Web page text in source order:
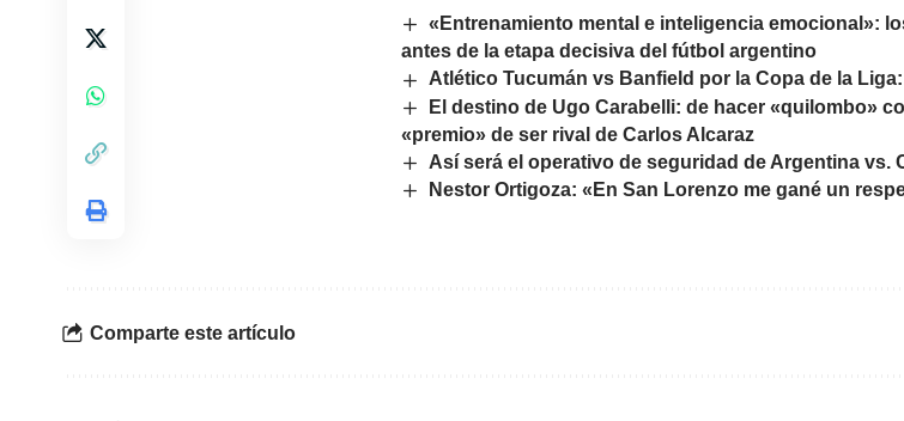
«Entrenamiento mental e inteligencia emocional»:
antes de la etapa decisiva del fútbol argentino
Atlético Tucumán vs Banfield por la Copa de la
El destino de Ugo Carabelli: de hacer «quilombo»
«premio» de ser rival de Carlos Alcaraz
Así será el operativo de seguridad de Argentina vs.
Nestor Ortigoza: «En San Lorenzo me gané un
Comparte este artículo